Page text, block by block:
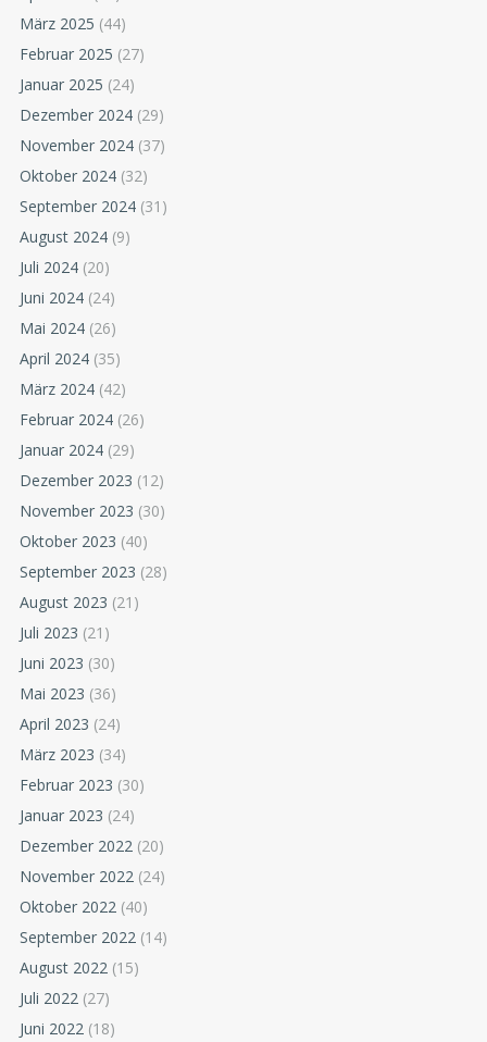
März 2025 (44)
Februar 2025 (27)
Januar 2025 (24)
Dezember 2024 (29)
November 2024 (37)
Oktober 2024 (32)
September 2024 (31)
August 2024 (9)
Juli 2024 (20)
Juni 2024 (24)
Mai 2024 (26)
April 2024 (35)
März 2024 (42)
Februar 2024 (26)
Januar 2024 (29)
Dezember 2023 (12)
November 2023 (30)
Oktober 2023 (40)
September 2023 (28)
August 2023 (21)
Juli 2023 (21)
Juni 2023 (30)
Mai 2023 (36)
April 2023 (24)
März 2023 (34)
Februar 2023 (30)
Januar 2023 (24)
Dezember 2022 (20)
November 2022 (24)
Oktober 2022 (40)
September 2022 (14)
August 2022 (15)
Juli 2022 (27)
Juni 2022 (18)